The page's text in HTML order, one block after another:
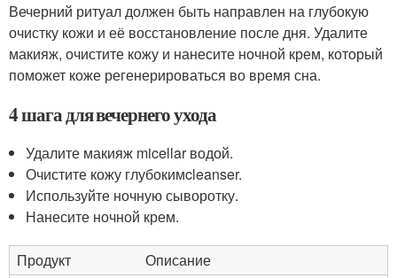
Вечерний ритуал должен быть направлен на глубокую
очистку кожи и её восстановление после дня. Удалите
макияж, очистите кожу и нанесите ночной крем, который
поможет коже регенерироваться во время сна.
4 шага для вечернего ухода
Удалите макияж micellar водой.
Очистите кожу глубокимcleanser.
Используйте ночную сыворотку.
Нанесите ночной крем.
Продукт
Описание